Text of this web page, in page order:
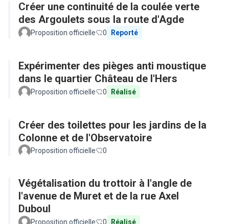
Créer une continuité de la coulée verte
des Argoulets sous la route d'Agde
Proposition officielle 0 Reporté
Expérimenter des pièges anti moustique
dans le quartier Château de l'Hers
Proposition officielle 0 Réalisé
Créer des toilettes pour les jardins de la
Colonne et de l'Observatoire
Proposition officielle 0
Végétalisation du trottoir à l'angle de
l'avenue de Muret et de la rue Axel
Duboul
Proposition officielle 0 Réalisé